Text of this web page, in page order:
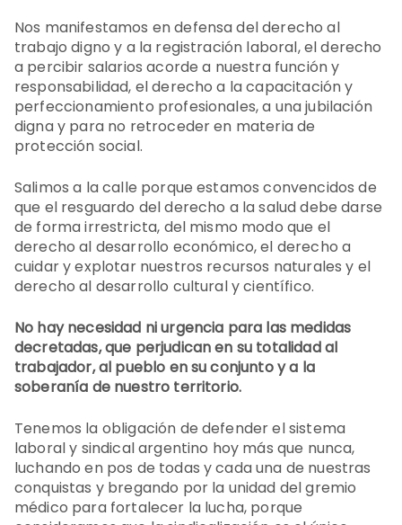
Nos manifestamos en defensa del derecho al
trabajo digno y a la registración laboral, el derecho
a percibir salarios acorde a nuestra función y
responsabilidad, el derecho a la capacitación y
perfeccionamiento profesionales, a una jubilación
digna y para no retroceder en materia de
protección social.
Salimos a la calle porque estamos convencidos de
que el resguardo del derecho a la salud debe darse
de forma irrestricta, del mismo modo que el
derecho al desarrollo económico, el derecho a
cuidar y explotar nuestros recursos naturales y el
derecho al desarrollo cultural y científico.
No hay necesidad ni urgencia para las medidas
decretadas, que perjudican en su totalidad al
trabajador, al pueblo en su conjunto y a la
soberanía de nuestro territorio.
Tenemos la obligación de defender el sistema
laboral y sindical argentino hoy más que nunca,
luchando en pos de todas y cada una de nuestras
conquistas y bregando por la unidad del gremio
médico para fortalecer la lucha, porque